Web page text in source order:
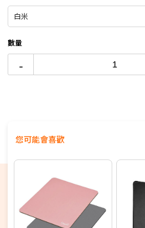
白米
數量
-
您可能會喜歡